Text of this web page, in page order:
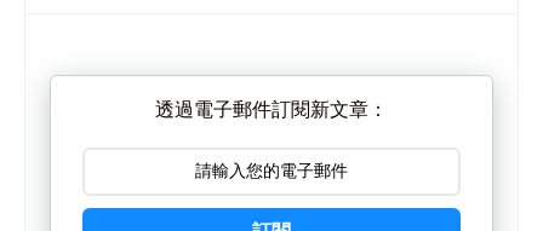
透過電子郵件訂閱新文章：